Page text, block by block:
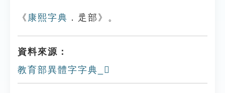
《 康熙字典 ．辵部》。
資料來源：
教育部異體字字典_𨕪